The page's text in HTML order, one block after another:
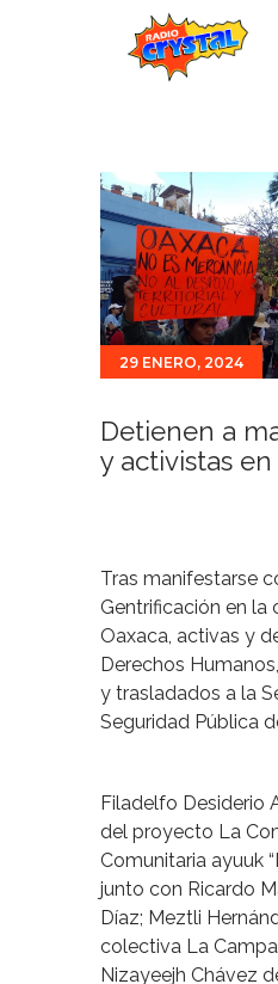
Estaciones
Eventos
Promociones
Noticias
Para ti
29 ENERO, 2024
Detienen a
y activistas en
Tras manifestarse
Gentrificación en la
Oaxaca, activas y
Derechos
y trasladados a la
Seguridad Pública
Filadelfo Desiderio
del proyecto La
Comunitaria ayuuk
junto con Ricardo
Díaz; Meztli
colectiva La
Nizayeejh Chávez